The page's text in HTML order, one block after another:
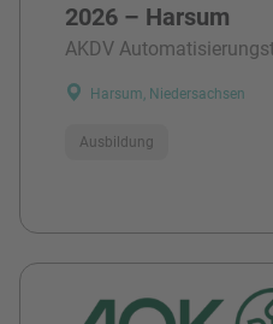
2026 – Harsum
AKDV
Harsum, Niedersachsen
Ausbildung